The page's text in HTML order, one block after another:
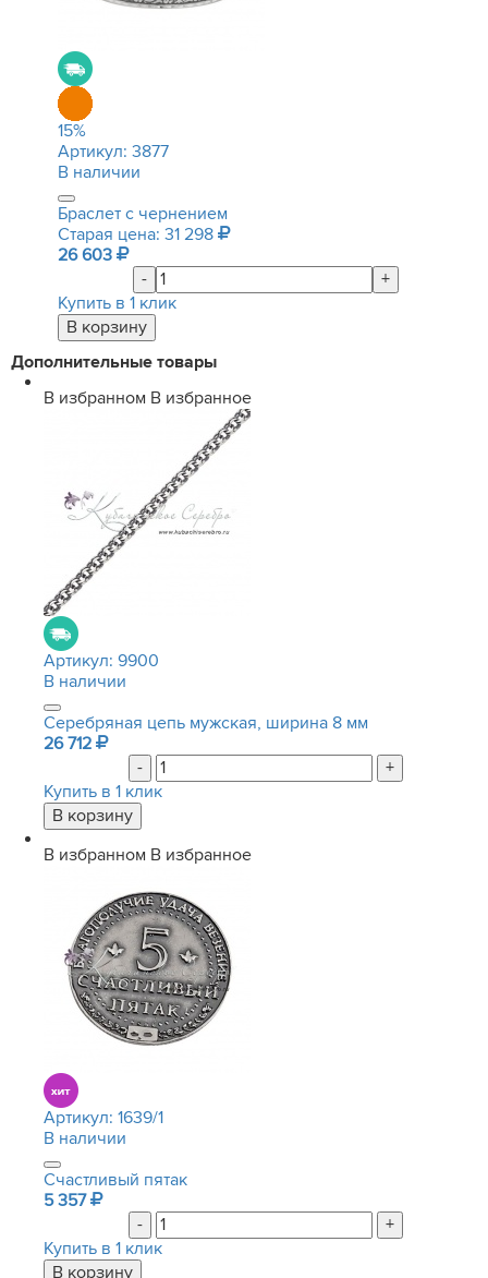
15%
Артикул: 3877
В наличии
Браслет с чернением
Старая цена: 31 298
26 603
-
+
Купить в 1 клик
Дополнительные товары
В избранном В избранное
Артикул: 9900
В наличии
Серебряная цепь мужская, ширина 8 мм
26 712
-
+
Купить в 1 клик
В избранном В избранное
Артикул: 1639/1
В наличии
Счастливый пятак
5 357
-
+
Купить в 1 клик